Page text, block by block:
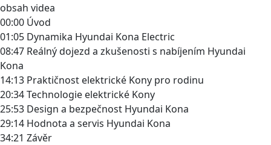
obsah videa
00:00 Úvod
01:05 Dynamika Hyundai Kona Electric
08:47 Reálný dojezd a zkušenosti s nabíjením Hyundai
Kona
14:13 Praktičnost elektrické Kony pro rodinu
20:34 Technologie elektrické Kony
25:53 Design a bezpečnost Hyundai Kona
29:14 Hodnota a servis Hyundai Kona
34:21 Závěr